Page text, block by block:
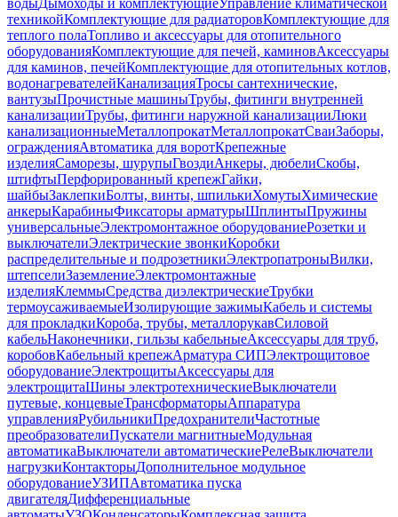
водыДымоходы и комплектующиеУправление климатической
техникойКомплектующие для радиаторовКомплектующие для
теплого полаТопливо и аксессуары для отопительного
оборудованияКомплектующие для печей, каминовАксессуары
для каминов, печейКомплектующие для отопительных котлов,
водонагревателейКанализацияТросы сантехнические,
вантузыПрочистные машиныТрубы, фитинги внутренней
канализацииТрубы, фитинги наружной канализацииЛюки
канализационныеМеталлопрокатМеталлопрокатСваиЗаборы,
огражденияАвтоматика для воротКрепежные
изделияСаморезы, шурупыГвоздиАнкеры, дюбелиСкобы,
штифтыПерфорированный крепежГайки,
шайбыЗаклепкиБолты, винты, шпилькиХомутыХимические
анкерыКарабиныФиксаторы арматурыШплинтыПружины
универсальныеЭлектромонтажное оборудованиеРозетки и
выключателиЭлектрические звонкиКоробки
распределительные и подрозетникиЭлектропатроныВилки,
штепселиЗаземлениеЭлектромонтажные
изделияКлеммыСредства диэлектрическиеТрубки
термоусаживаемыеИзолирующие зажимыКабель и системы
для прокладкиКороба, трубы, металлорукавСиловой
кабельНаконечники, гильзы кабельныеАксессуары для труб,
коробовКабельный крепежАрматура СИПЭлектрощитовое
оборудованиеЭлектрощитыАксессуары для
электрощитаШины электротехническиеВыключатели
путевые, концевыеТрансформаторыАппаратура
управленияРубильникиПредохранителиЧастотные
преобразователиПускатели магнитныеМодульная
автоматикаВыключатели автоматическиеРелеВыключатели
нагрузкиКонтакторыДополнительное модульное
оборудованиеУЗИПАвтоматика пуска
двигателяДифференциальные